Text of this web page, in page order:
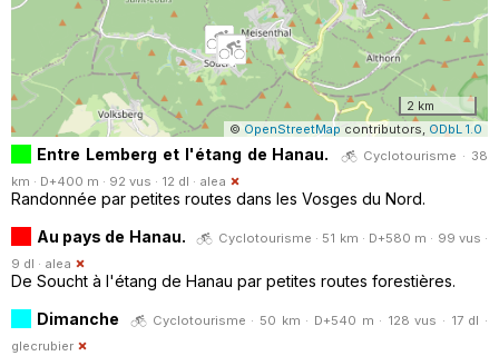
2 km
© OpenStreetMap contributors, ODbL 1.0
Entre Lemberg et l'étang de Hanau.
Cyclotourisme · 38
km · D+400 m · 92 vus · 12 dl · alea
Randonnée par petites routes dans les Vosges du Nord.
Au pays de Hanau.
Cyclotourisme · 51 km · D+580 m · 99 vus ·
9 dl · alea
De Soucht à l'étang de Hanau par petites routes forestières.
Dimanche
Cyclotourisme · 50 km · D+540 m · 128 vus · 17 dl ·
glecrubier